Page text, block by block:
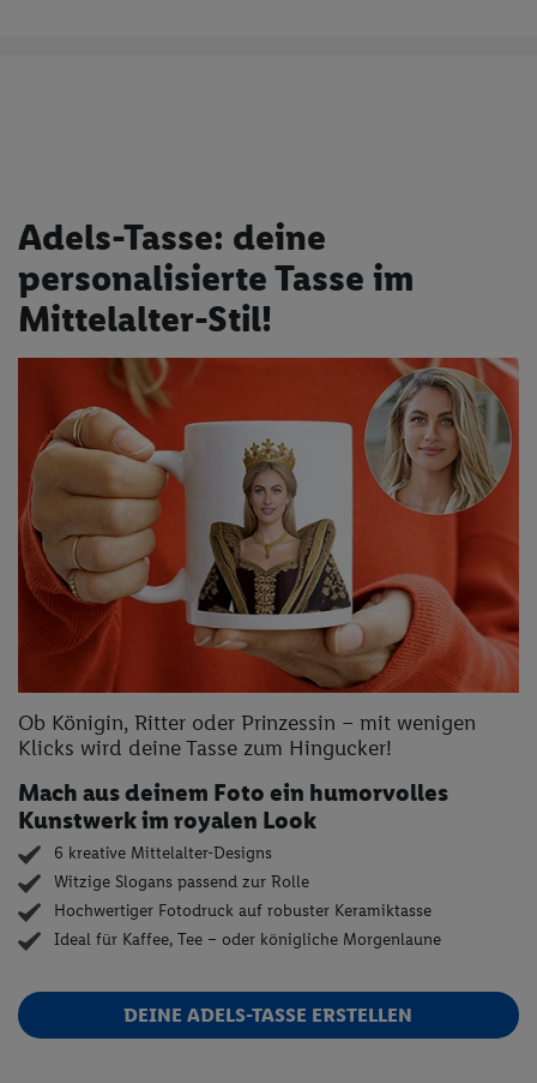
Adels-Tasse: deine
personalisierte Tasse im
Mittelalter-Stil!
Ob Königin, Ritter oder Prinzessin – mit wenigen
Klicks wird deine Tasse zum Hingucker!
Mach aus deinem Foto ein humorvolles
Kunstwerk im royalen Look
6 kreative Mittelalter-Designs
Witzige Slogans passend zur Rolle
Hochwertiger Fotodruck auf robuster Keramiktasse
Ideal für Kaffee, Tee – oder königliche Morgenlaune
DEINE ADELS-TASSE ERSTELLEN